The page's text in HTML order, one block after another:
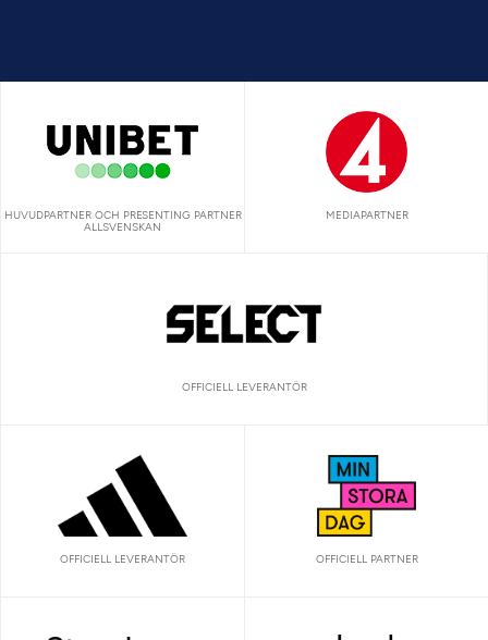
HUVUDPARTNER OCH PRESENTING PARTNER
ALLSVENSKAN
MEDIAPARTNER
OFFICIELL LEVERANTÖR
OFFICIELL LEVERANTÖR OFFICIELL PARTNER